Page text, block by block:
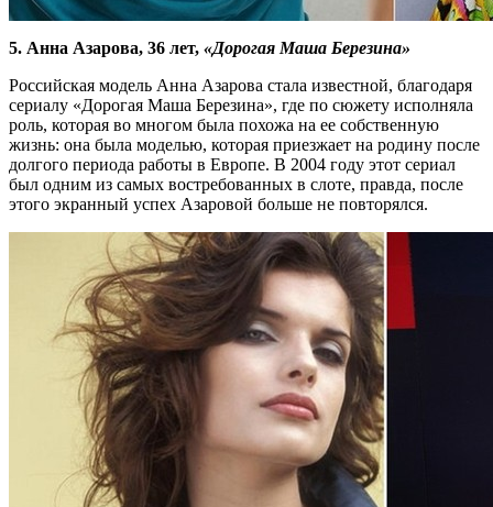
5. Анна Азарова, 36 лет, «Дорогая Маша Березина»
Российская модель Анна Азарова стала известной, благодаря
сериалу «Дорогая Маша Березина», где по сюжету исполняла
роль, которая во многом была похожа на ее собственную
жизнь: она была моделью, которая приезжает на родину после
долгого периода работы в Европе. В 2004 году этот сериал
был одним из самых востребованных в слоте, правда, после
этого экранный успех Азаровой больше не повторялся.